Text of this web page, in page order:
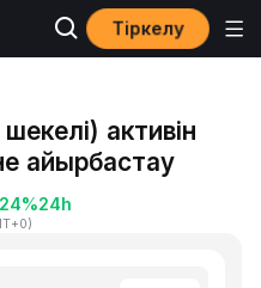
Тіркелу
активін
айырбастау
24h
)